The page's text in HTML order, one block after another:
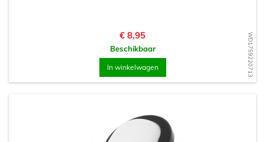
WD1759220713
Prijs
€ 8,95
Beschikbaar
In winkelwagen